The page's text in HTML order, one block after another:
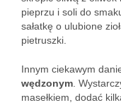
pieprzu i soli do
sałatkę o ulubione
pietruszki.
Innym ciekawym
wędzonym .
masełkiem, dodać